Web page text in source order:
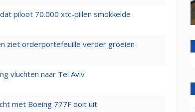
piloot 70.000 xtc-pillen smokkelde
ziet orderportefeuille verder groeien
vluchten naar Tel Aviv
met Boeing 777F ooit uit